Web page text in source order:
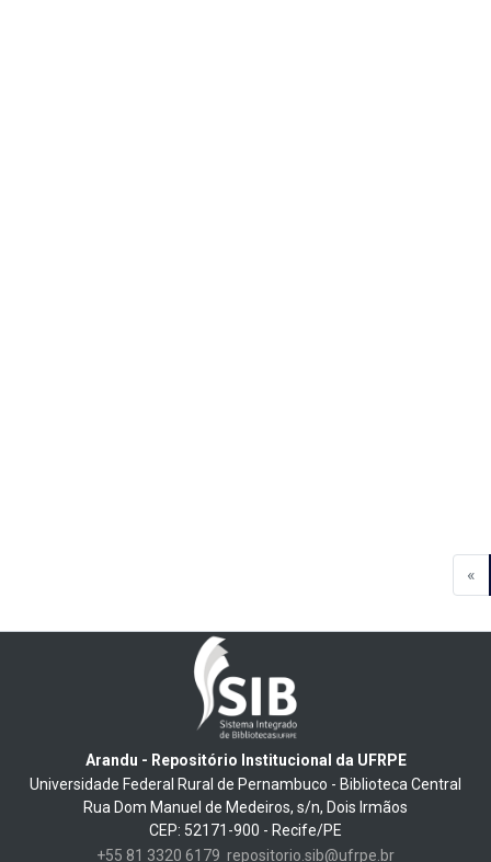
«
Arandu - Repositório Institucional da UFRPE
Universidade Federal Rural de Pernambuco - Biblioteca Central
Rua Dom Manuel de Medeiros, s/n, Dois Irmãos
CEP: 52171-900 - Recife/PE
+55 81 3320 6179 repositorio.sib@ufrpe.br